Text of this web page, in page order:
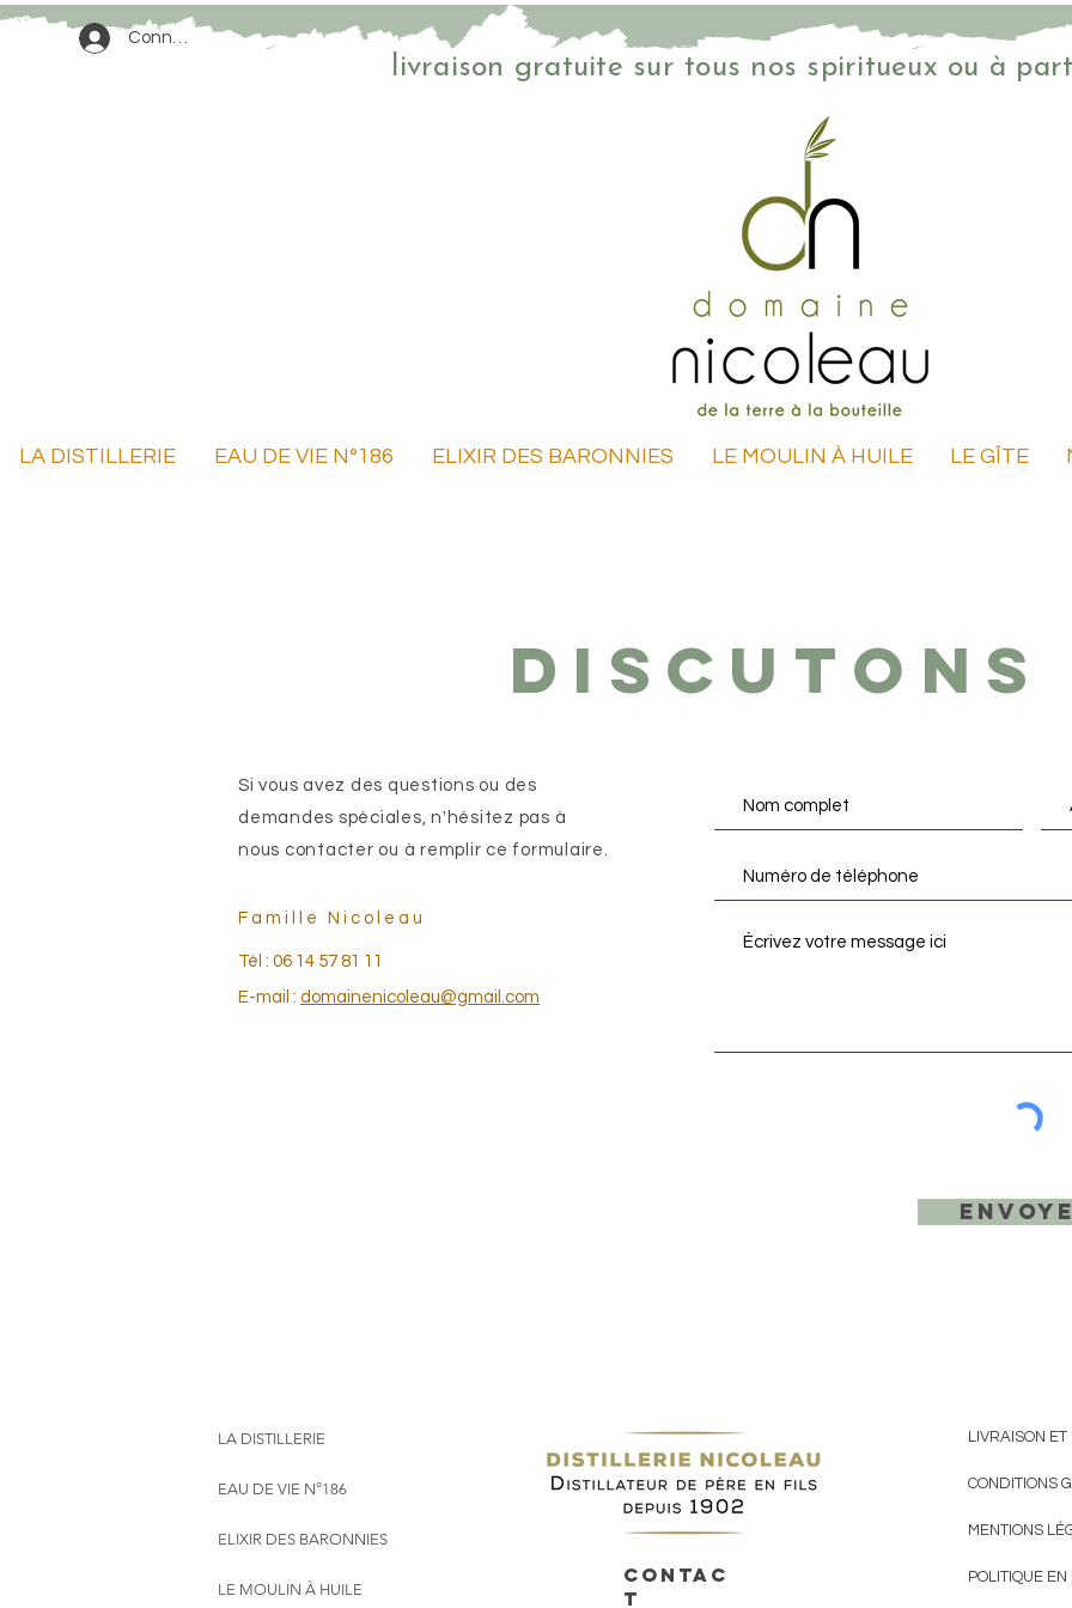
Connexion
livraison gratuite sur tous nos spiritueux ou à
LA DISTILLERIE EAU DE VIE N°186 ELIXIR DES BARONNIES LE MOULIN À HUILE LE GÎTE
Si vous avez des questions ou des
demandes spéciales, n'hésitez pas à
nous contacter ou à remplir ce formulaire.
Famille Nicoleau
Tél : 06 14 57 81 11
E-mail : domainenicoleau@gmail.com
LA DISTILLERIE
EAU DE VIE N°186
ELIXIR DES BARONNIES
LE MOULIN À HUILE
CONTAC
T
LIVRAISON
CONDITIONS
MENTIONS
POLITIQUE